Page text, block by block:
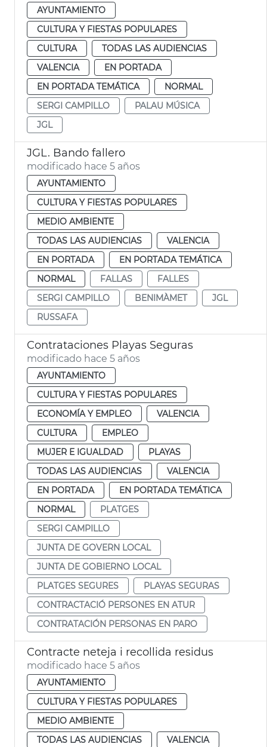
AYUNTAMIENTO
CULTURA Y FIESTAS POPULARES
CULTURA
TODAS LAS AUDIENCIAS
VALENCIA
EN PORTADA
EN PORTADA TEMÁTICA
NORMAL
SERGI CAMPILLO
PALAU MÚSICA
JGL
JGL. Bando fallero
modificado hace 5 años
AYUNTAMIENTO
CULTURA Y FIESTAS POPULARES
MEDIO AMBIENTE
TODAS LAS AUDIENCIAS
VALENCIA
EN PORTADA
EN PORTADA TEMÁTICA
NORMAL
FALLAS
FALLES
SERGI CAMPILLO
BENIMÀMET
JGL
RUSSAFA
Contrataciones Playas Seguras
modificado hace 5 años
AYUNTAMIENTO
CULTURA Y FIESTAS POPULARES
ECONOMÍA Y EMPLEO
VALENCIA
CULTURA
EMPLEO
MUJER E IGUALDAD
PLAYAS
TODAS LAS AUDIENCIAS
VALENCIA
EN PORTADA
EN PORTADA TEMÁTICA
NORMAL
PLATGES
SERGI CAMPILLO
JUNTA DE GOVERN LOCAL
JUNTA DE GOBIERNO LOCAL
PLATGES SEGURES
PLAYAS SEGURAS
CONTRACTACIÓ PERSONES EN ATUR
CONTRATACIÓN PERSONAS EN PARO
Contracte neteja i recollida residus
modificado hace 5 años
AYUNTAMIENTO
CULTURA Y FIESTAS POPULARES
MEDIO AMBIENTE
TODAS LAS AUDIENCIAS
VALENCIA